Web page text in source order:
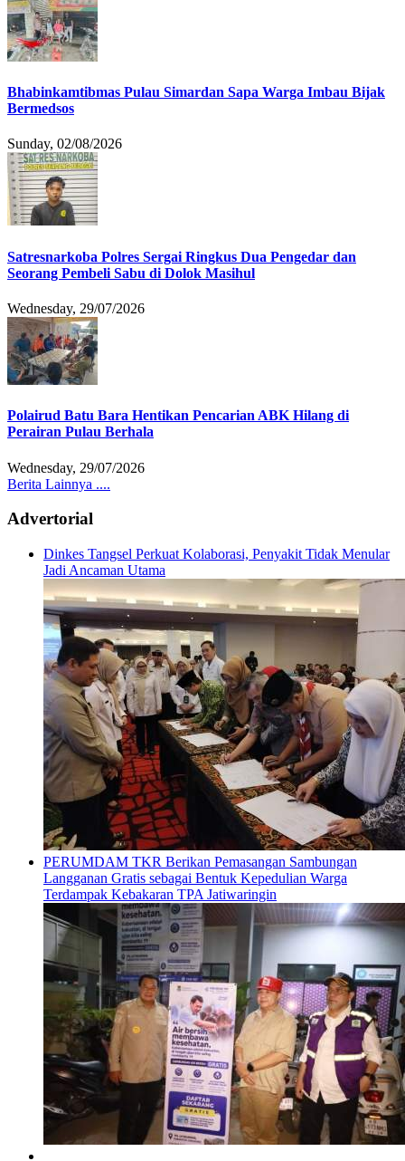
Bhabinkamtibmas Pulau Simardan Sapa Warga Imbau Bijak
Bermedsos
Sunday, 02/08/2026
Satresnarkoba Polres Sergai Ringkus Dua Pengedar dan
Seorang Pembeli Sabu di Dolok Masihul
Wednesday, 29/07/2026
Polairud Batu Bara Hentikan Pencarian ABK Hilang di
Perairan Pulau Berhala
Wednesday, 29/07/2026
Berita Lainnya ....
Advertorial
Dinkes Tangsel Perkuat Kolaborasi, Penyakit Tidak Menular
Jadi Ancaman Utama
PERUMDAM TKR Berikan Pemasangan Sambungan
Langganan Gratis sebagai Bentuk Kepedulian Warga
Terdampak Kebakaran TPA Jatiwaringin